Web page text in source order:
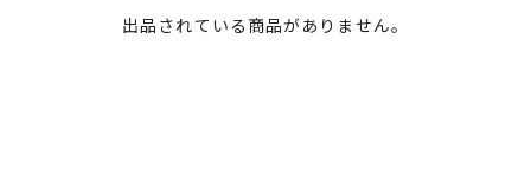
出品されている商品がありません。